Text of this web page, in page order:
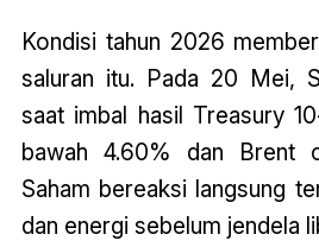
Kondisi tahun 2026
saluran itu. Pada 20 Mei,
saat imbal hasil Treasury
bawah 4.60% dan Brent
Saham bereaksi langsung
dan energi sebelum jendela